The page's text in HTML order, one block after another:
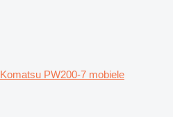
Komatsu PW200-7 mobiele